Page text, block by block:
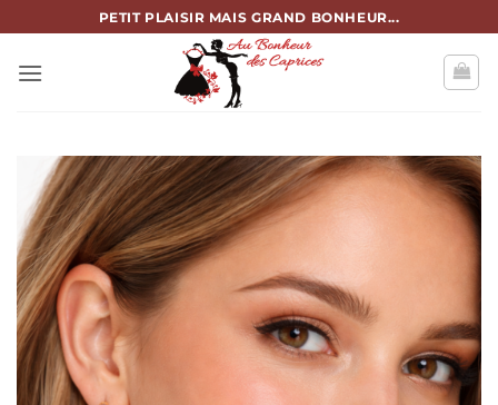
au
contenu
PETIT PLAISIR MAIS GRAND BONHEUR...